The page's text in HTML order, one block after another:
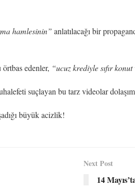
hamlesinin” anlatılacağı bir
edenler, “ucuz krediyle sıfır
suçlayan bu tarz videolar
büyük acizlik!
Next Post
14